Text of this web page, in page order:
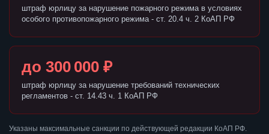
штраф юрлицу за нарушение пожарного режима в условиях
особого противопожарного режима - ст. 20.4 ч. 2 КоАП РФ
до 300 000 ₽
штраф юрлицу за нарушение требований технических
регламентов - ст. 14.43 ч. 1 КоАП РФ
Указаны максимальные санкции по действующей редакции КоАП РФ.